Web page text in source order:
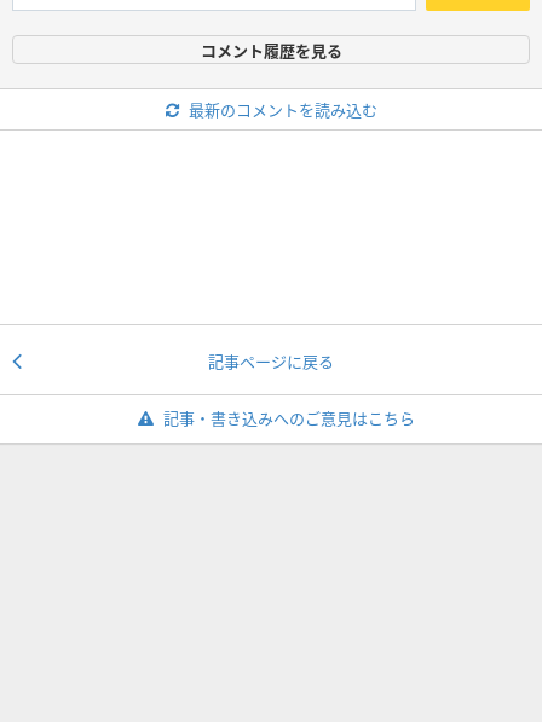
コメント履歴を見る
最新のコメントを読み込む
記事ページに戻る
記事・書き込みへのご意見はこちら